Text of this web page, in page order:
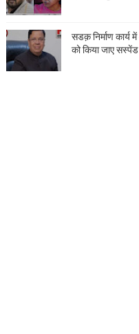
सडक़ निर्माण कार्य
को किया जाए